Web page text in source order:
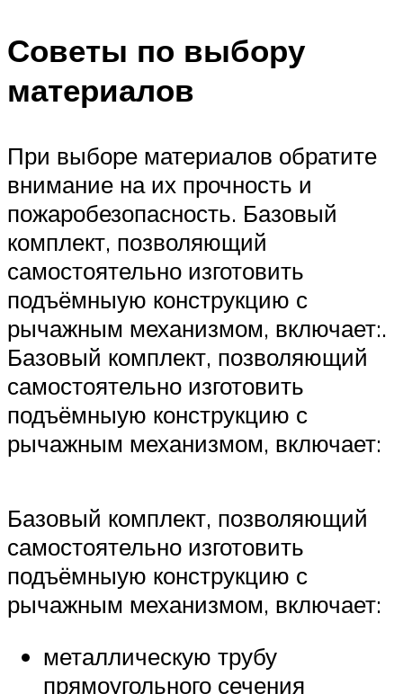
Советы по выбору
материалов
При выборе материалов обратите
внимание на их прочность и
пожаробезопасность. Базовый
комплект, позволяющий
самостоятельно изготовить
подъёмныую конструкцию с
рычажным механизмом, включает:.
Базовый комплект, позволяющий
самостоятельно изготовить
подъёмныую конструкцию с
рычажным механизмом, включает:
Базовый комплект, позволяющий
самостоятельно изготовить
подъёмныую конструкцию с
рычажным механизмом, включает:
металлическую трубу
прямоугольного сечения